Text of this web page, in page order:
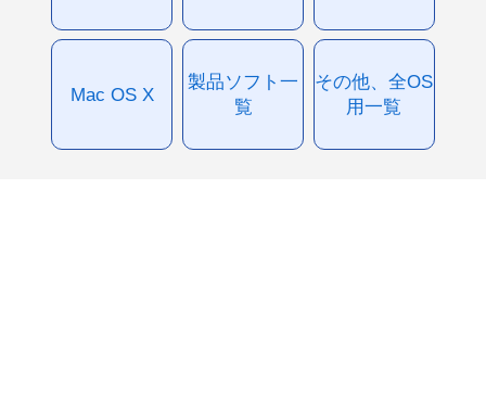
Mac OS X
製品ソフト一
覧
その他、全OS
用一覧